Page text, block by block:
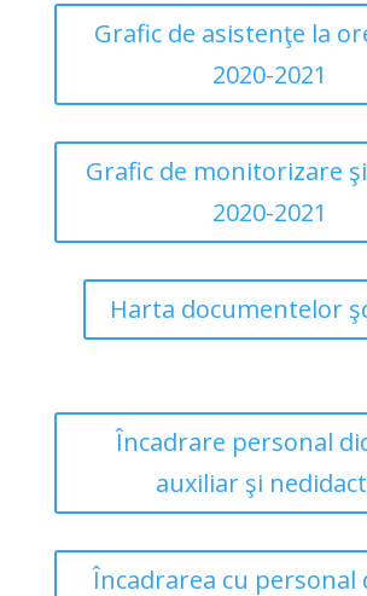
Grafic de asistenţe la
2020-2021
Grafic de monitorizare
2020-2021
Harta documentelor
Încadrare personal
auxiliar şi
Încadrarea cu personal